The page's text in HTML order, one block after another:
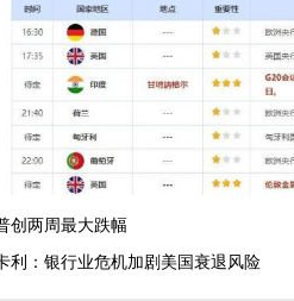
创两周最大跌幅
利：银行业危机加剧美国衰退风险